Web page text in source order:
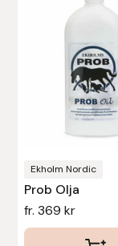
Ekholm Nordic
Prob Olja
fr. 369kr
varianter.
alternativen
produktsidan